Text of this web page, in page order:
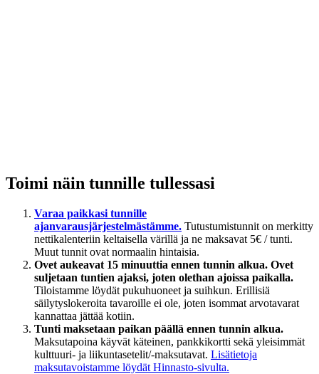
Toimi näin tunnille tullessasi
Varaa paikkasi tunnille
ajanvarausjärjestelmästämme. Tutustumistunnit on merkitty
nettikalenteriin keltaisella värillä ja ne maksavat 5€ / tunti.
Muut tunnit ovat normaalin hintaisia.
Ovet aukeavat 15 minuuttia ennen tunnin alkua. Ovet
suljetaan tuntien ajaksi, joten olethan ajoissa paikalla.
Tiloistamme löydät pukuhuoneet ja suihkun. Erillisiä
säilytyslokeroita tavaroille ei ole, joten isommat arvotavarat
kannattaa jättää kotiin.
Tunti maksetaan paikan päällä ennen tunnin alkua.
Maksutapoina käyvät käteinen, pankkikortti sekä yleisimmät
kulttuuri- ja liikuntasetelit/-maksutavat. Lisätietoja
maksutavoistamme löydät Hinnasto-sivulta.